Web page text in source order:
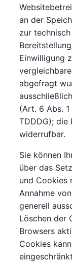
an der
zur
Einwilligung
abgefragt
(Art. 6 Abs. 1
TDDDG); die
widerrufbar.
Sie können
über das
und Cookies
Annahme
generell
Löschen der
Browsers
Cookies